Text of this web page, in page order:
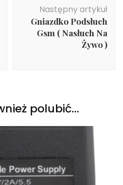
Następny artykuł
Gniazdko Podsłuch
Gsm ( Nasłuch Na
Żywo )
polubić…